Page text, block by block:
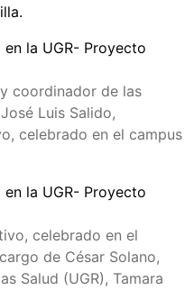
coordinador de las
Luis Salido,
celebrado en el campus
celebrado en el
de César Solano,
Salud (UGR), Tamara